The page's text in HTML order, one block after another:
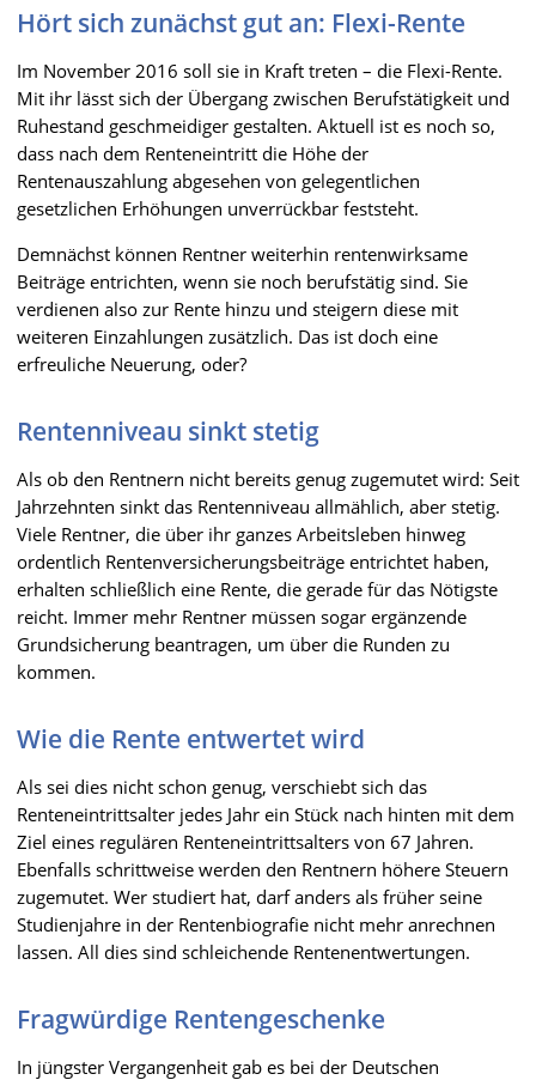
Hört sich zunächst gut an: Flexi-Rente
Im November 2016 soll sie in Kraft treten – die Flexi-Rente.
Mit ihr lässt sich der Übergang zwischen Berufstätigkeit und
Ruhestand geschmeidiger gestalten. Aktuell ist es noch so,
dass nach dem Renteneintritt die Höhe der
Rentenauszahlung abgesehen von gelegentlichen
gesetzlichen Erhöhungen unverrückbar feststeht.
Demnächst können Rentner weiterhin rentenwirksame
Beiträge entrichten, wenn sie noch berufstätig sind. Sie
verdienen also zur Rente hinzu und steigern diese mit
weiteren Einzahlungen zusätzlich. Das ist doch eine
erfreuliche Neuerung, oder?
Rentenniveau sinkt stetig
Als ob den Rentnern nicht bereits genug zugemutet wird: Seit
Jahrzehnten sinkt das Rentenniveau allmählich, aber stetig.
Viele Rentner, die über ihr ganzes Arbeitsleben hinweg
ordentlich Rentenversicherungsbeiträge entrichtet haben,
erhalten schließlich eine Rente, die gerade für das Nötigste
reicht. Immer mehr Rentner müssen sogar ergänzende
Grundsicherung beantragen, um über die Runden zu
kommen.
Wie die Rente entwertet wird
Als sei dies nicht schon genug, verschiebt sich das
Renteneintrittsalter jedes Jahr ein Stück nach hinten mit dem
Ziel eines regulären Renteneintrittsalters von 67 Jahren.
Ebenfalls schrittweise werden den Rentnern höhere Steuern
zugemutet. Wer studiert hat, darf anders als früher seine
Studienjahre in der Rentenbiografie nicht mehr anrechnen
lassen. All dies sind schleichende Rentenentwertungen.
Fragwürdige Rentengeschenke
In jüngster Vergangenheit gab es bei der Deutschen